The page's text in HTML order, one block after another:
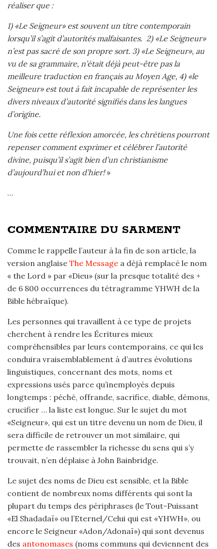
réaliser que :
1) «Le Seigneur» est souvent un titre contemporain
lorsqu’il s’agit d’autorités malfaisantes. 2) «Le Seigneur»
n’est pas sacré de son propre sort. 3) «Le Seigneur», au
vu de sa grammaire, n’était déjà peut-être pas la
meilleure traduction en français au Moyen Age, 4) «le
Seigneur» est tout à fait incapable de représenter les
divers niveaux d’autorité signifiés dans les langues
d’origine.
Une fois cette réflexion amorcée, les chrétiens pourront
repenser comment exprimer et célébrer l’autorité
divine, puisqu’il s’agit bien d’un christianisme
d’aujourd’hui et non d’hier!»
…
COMMENTAIRE DU SARMENT
Comme le rappelle l’auteur à la fin de son article, la
version anglaise The Message a déjà remplacé le nom
« the Lord » par «Dieu» (sur la presque totalité des +
de 6 800 occurrences du tétragramme YHWH de la
Bible hébraïque).
Les personnes qui travaillent à ce type de projets
cherchent à rendre les Écritures mieux
compréhensibles par leurs contemporains, ce qui les
conduira vraisemblablement à d’autres évolutions
linguistiques, concernant des mots, noms et
expressions usés parce qu’inemployés depuis
longtemps : péché, offrande, sacrifice, diable, démons,
crucifier … la liste est longue. Sur le sujet du mot
«Seigneur», qui est un titre devenu un nom de Dieu, il
sera difficile de retrouver un mot similaire, qui
permette de rassembler la richesse du sens qui s’y
trouvait, n’en déplaise à John Bainbridge.
Le sujet des noms de Dieu est sensible, et la Bible
contient de nombreux noms différents qui sont la
plupart du temps des périphrases (le Tout-Puissant
«El Shadadaï» ou l’Eternel/Celui qui est «YHWH», ou
encore le Seigneur «Adon/Adonaï») qui sont devenus
des antonomases (noms communs qui deviennent des